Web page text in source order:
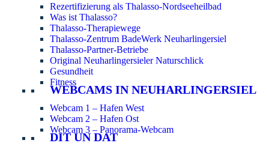
Rezertifizierung als Thalasso-Nordseeheilbad
Was ist Thalasso?
Thalasso-Therapiewege
Thalasso-Zentrum BadeWerk Neuharlingersiel
Thalasso-Partner-Betriebe
Original Neuharlingersieler Naturschlick
Gesundheit
Fitness
WEBCAMS IN NEUHARLINGERSIEL
Webcam 1 – Hafen West
Webcam 2 – Hafen Ost
Webcam 3 – Panorama-Webcam
DIT UN DAT